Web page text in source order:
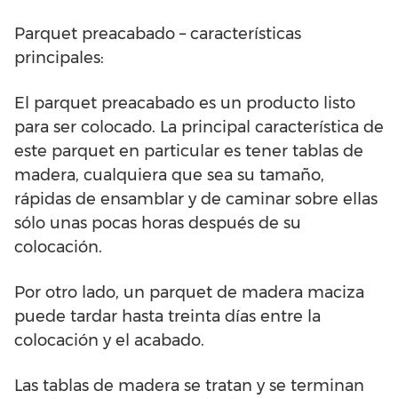
Parquet preacabado – características
principales:
El parquet preacabado es un producto listo
para ser colocado. La principal característica de
este parquet en particular es tener tablas de
madera, cualquiera que sea su tamaño,
rápidas de ensamblar y de caminar sobre ellas
sólo unas pocas horas después de su
colocación.
Por otro lado, un parquet de madera maciza
puede tardar hasta treinta días entre la
colocación y el acabado.
Las tablas de madera se tratan y se terminan